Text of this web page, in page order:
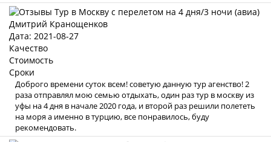
Дмитрий Кранощенков
Дата: 2021-08-27
Качество
Стоимость
Сроки
Доброго времени суток всем! советую данную тур агенство! 2
раза отправлял мою семью отдыхать, один раз тур в москву из
уфы на 4 дня в начале 2020 года, и второй раз решили полететь
на моря а именно в турцию, все понравилось, буду
рекомендовать.